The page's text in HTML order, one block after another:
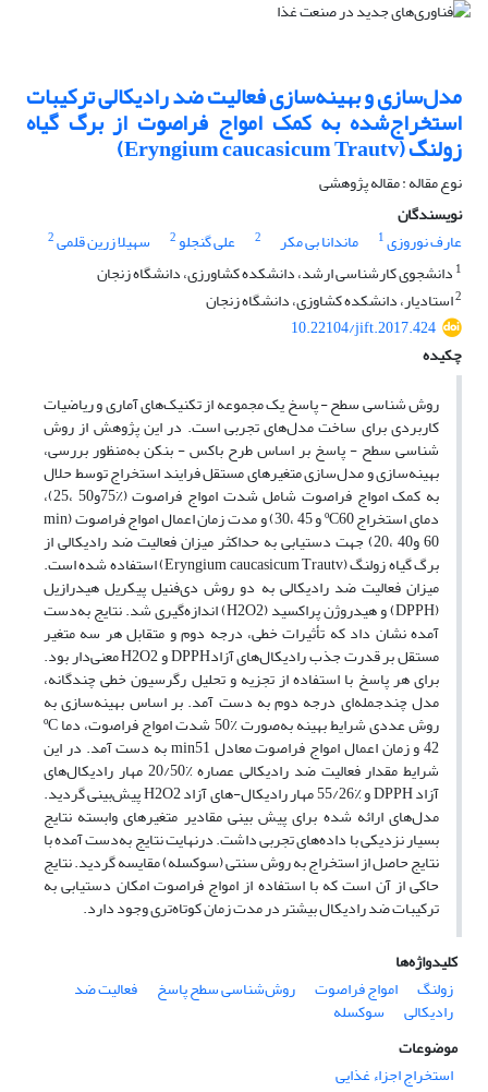
مدل‌سازی و بهینه‌سازی فعالیت ضد رادیکالی ترکیبات
استخراج‌شده به کمک امواج فراصوت از برگ گیاه
زولنگ (Eryngium caucasicum Trautv)
نوع مقاله : مقاله پژوهشی
نویسندگان
عارف نوروزی1 ماندانا بی مکر 2 علی گنجلو2 سهیلا زرین قلمی2
1 دانشجوی کارشناسی ارشد، دانشکده کشاورزی، دانشگاه زنجان
2استادیار، دانشکده کشاوزی، دانشگاه زنجان
10.22104/jift.2017.424
چکیده
روش ‌شناسی سطح - پاسخ یک مجموعه از تکنیک‌های آماری و ریاضیات
کاربردی برای ساخت مدل‌های تجربی است. در این پژوهش از روش
‌شناسی سطح - پاسخ بر اساس طرح باکس - بنکن به‌منظور بررسی،
بهینه‌سازی و مدل‌سازی متغیرهای مستقل فرایند استخراج توسط حلال
به کمک امواج فراصوت شامل شدت امواج فراصوت (٪75و50 ،25)،
دمای استخراج ºC60 و 45 ،30) و مدت ‌زمان اعمال امواج فراصوت (min
60 و40 ،20) جهت دستیابی به حداکثر میزان فعالیت ضد رادیکالی از
برگ گیاه زولنگ (Eryngium caucasicum Trautv) استفاده ‌شده است.
میزان فعالیت ضد رادیکالی به دو روش دی‌فنیل پیکریل هیدرازیل
(DPPH) و هیدروژن پراکسید (H2O2) اندازه‌گیری شد. نتایج به‌دست
‌آمده نشان داد که تأثیرات خطی، درجه دوم و متقابل هر سه متغیر
مستقل بر قدرت جذب رادیکال‌های آزادDPPH و H2O2 معنی‌دار بود.
برای هر پاسخ با استفاده از تجزیه‌ و تحلیل رگرسیون خطی چندگانه،
مدل چندجمله‌ای درجه دوم به دست آمد. بر اساس بهینه‌سازی به
روش عددی شرایط بهینه به‌صورت ٪50 شدت امواج فراصوت، دما ºC
42 و زمان اعمال امواج فراصوت معادل min51 به دست آمد. در این
شرایط مقدار فعالیت ضد رادیکالی عصاره ٪20/50 مهار رادیکال‌های
آزاد DPPH و ٪55/26 مهار رادیکال-های آزاد H2O2 پیش‌بینی گردید.
مدل‌های ارائه‌ شده برای پیش‌ بینی مقادیر متغیرهای وابسته نتایج
بسیار نزدیکی با داده‌های تجربی داشت. درنهایت نتایج به‌دست‌ آمده با
نتایج حاصل از استخراج به روش سنتی (سوکسله) مقایسه گردید. نتایج
حاکی از آن است که با استفاده از امواج فراصوت امکان دستیابی به
ترکیبات ضد رادیکال بیشتر در مدت‌ زمان کوتاه‌تری وجود دارد.
کلیدواژه‌ها
زولنگ
امواج فراصوت روش‌شناسی سطح پاسخ فعالیت ضد
رادیکالی
سوکسله
موضوعات
استخراج اجزاء غذایی